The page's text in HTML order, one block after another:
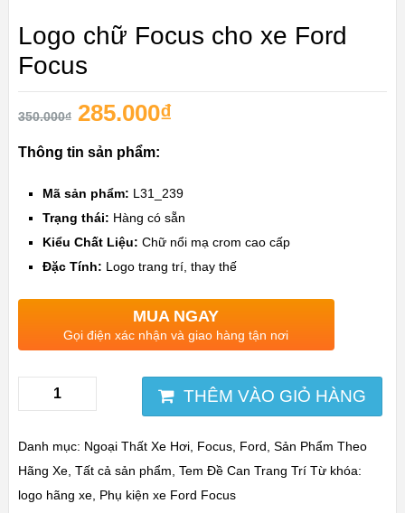
Logo chữ Focus cho xe Ford
Focus
350.000₫ 285.000₫
Thông tin sản phẩm:
Mã sản phẩm: L31_239
Trạng thái: Hàng có sẵn
Kiểu Chất Liệu: Chữ nổi mạ crom cao cấp
Đặc Tính: Logo trang trí, thay thế
MUA NGAY
Gọi điện xác nhận và giao hàng tận nơi
THÊM VÀO GIỎ HÀNG
Danh mục: Ngoại Thất Xe Hơi, Focus, Ford Sản Phẩm Theo
Hãng Xe, Tất cả sản phẩm Tem Đề Can Trang Trí Từ khóa:
logo hãng xe, Phụ kiện xe Ford Focus